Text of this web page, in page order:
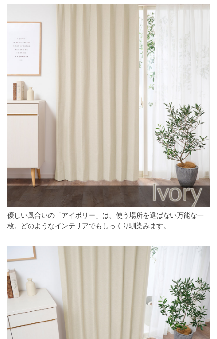
優しい風合いの「アイボリー」は、使う場所を選ばない万能な一
枚。どのようなインテリアでもしっくり馴染みます。